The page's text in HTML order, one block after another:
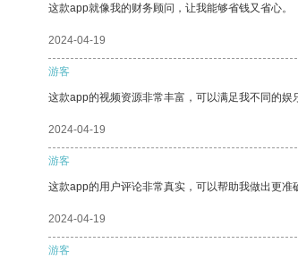
这款app就像我的财务顾问，让我能够省钱又省心。
2024-04-19
游客
这款app的视频资源非常丰富，可以满足我不同的娱
2024-04-19
游客
这款app的用户评论非常真实，可以帮助我做出更准
2024-04-19
游客